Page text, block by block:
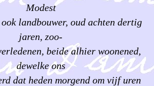
Modest
ook landbouwer, oud achten dertig
jaren, zoo-
beide alhier woonened,
dewelke ons
dat heden morgend om vijf uren